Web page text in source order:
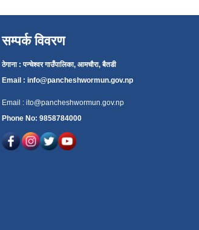
सम्पर्क विवरण
ठेगाना : पन्चेश्वर गाउँपालिका, आमचौरा, बैतडी
Email : info@pancheshwormun.gov.np
Email : ito@pancheshwormun.gov.np
Phone No: 9858784000